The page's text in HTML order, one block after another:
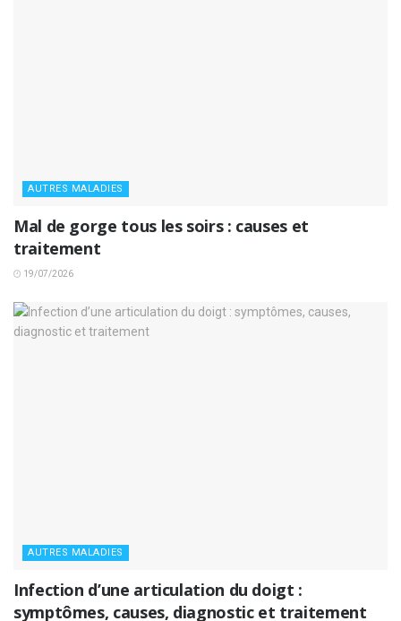
AUTRES MALADIES
Mal de gorge tous les soirs : causes et
traitement
19/07/2026
AUTRES MALADIES
Infection d’une articulation du doigt :
symptômes, causes, diagnostic et traitement